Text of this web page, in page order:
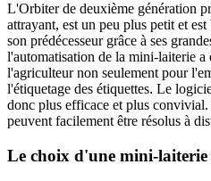
L'Orbiter de deuxième génération
attrayant, est un peu plus petit et
son prédécesseur grâce à ses
l'automatisation de la mini-laiterie a
l'agriculteur non seulement pour
l'étiquetage des étiquettes. Le
donc plus efficace et plus
peuvent facilement être résolus à
Le choix d'une mini-